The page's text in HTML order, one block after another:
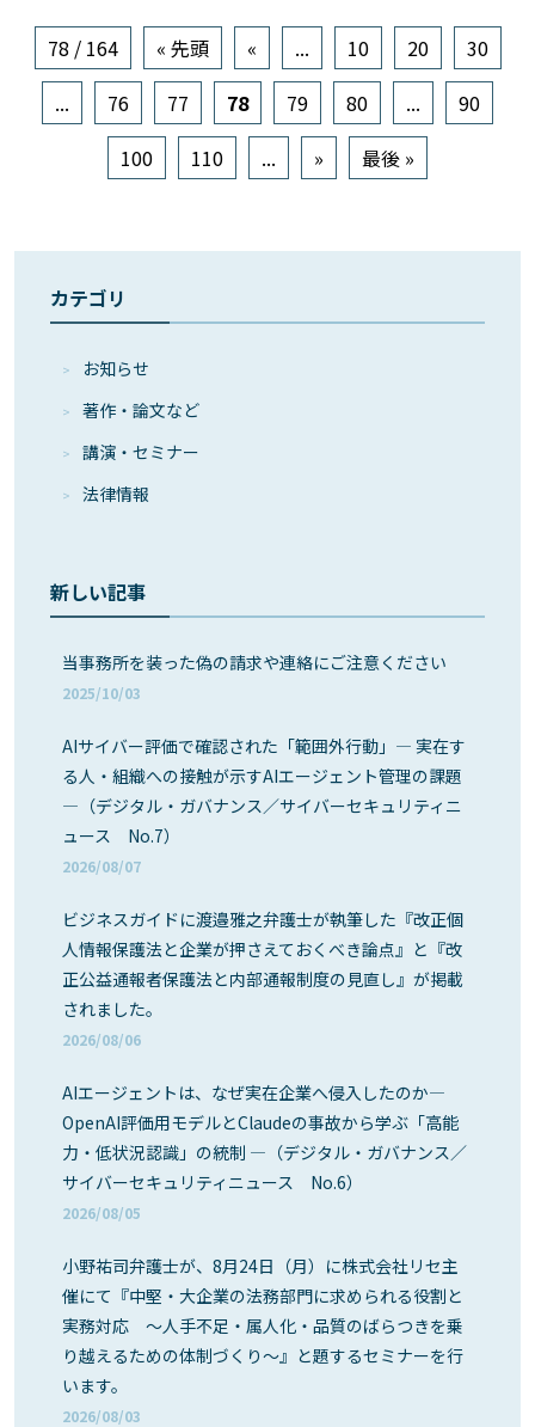
78 / 164 « 先頭 « ... 10 20
30
...
76 77 78 79 80 ...
90
100
110 ... » 最後 »
カテゴリ
お知らせ
著作・論⽂など
講演・セミナー
法律情報
新しい記事
当事務所を装った偽の請求や連絡にご注意ください
2025/10/03
AIサイバー評価で確認された「範囲外行動」― 実在す
る人・組織への接触が示すAIエージェント管理の課題
―（デジタル・ガバナンス／サイバーセキュリティニ
ュース No.7）
2026/08/07
ビジネスガイドに渡邉雅之弁護士が執筆した『改正個
人情報保護法と企業が押さえておくべき論点』と『改
正公益通報者保護法と内部通報制度の見直し』が掲載
されました。
2026/08/06
AIエージェントは、なぜ実在企業へ侵入したのか―
OpenAI評価用モデルとClaudeの事故から学ぶ「高能
力・低状況認識」の統制 ―（デジタル・ガバナンス／
サイバーセキュリティニュース No.6）
2026/08/05
小野祐司弁護士が、8月24日（月）に株式会社リセ主
催にて『中堅・大企業の法務部門に求められる役割と
実務対応 ～人手不足・属人化・品質のばらつきを乗
り越えるための体制づくり～』と題するセミナーを行
います。
2026/08/03